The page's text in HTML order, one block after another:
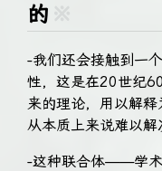
的
-我们还会接触到一
性，这是在20世纪
来的理论，用以解
从本质上来说难以解
-这种联合体——学术